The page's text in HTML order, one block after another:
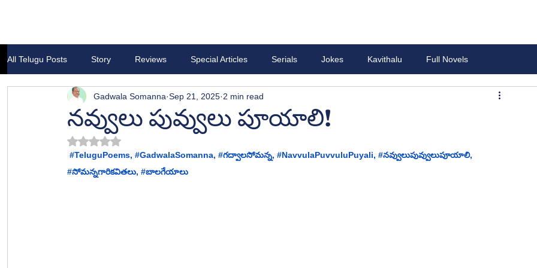
All Telugu Posts Story Reviews Special Articles Serials Jokes Kavithalu Full Novels
నవ్వులు పువ్వులు పూయాలి!
Gadwala Somanna Sep 21, 2025 2 min read
Rated NaN out of 5 stars.
#TeluguPoems, #GadwalaSomanna, #గద్వాలసోమన్న, #NavvulaPuvvuluPuyali, #నవ్వులుపువ్వులుపూయాలి,
#సోమన్నగారికవితలు, #బాలగేయాలు